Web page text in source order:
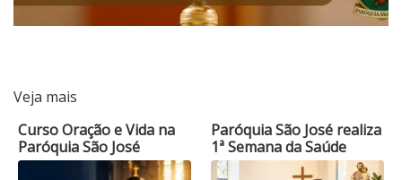
Veja mais
Curso Oração e Vida na
Paróquia São José
Paróquia São José realiza
1ª Semana da Saúde